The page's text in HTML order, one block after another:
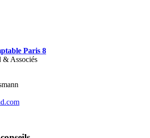
Paris 8
& Associés